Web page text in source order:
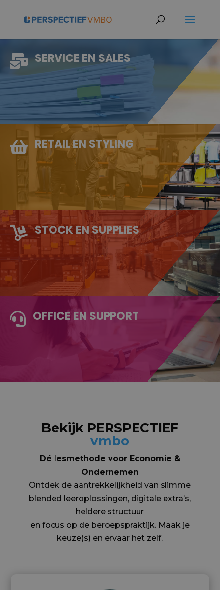
 SERVICE EN SALES
 RETAIL EN STYLING
 STOCK EN SUPPLIES
 OFFICE EN SUPPORT
Bekijk PERSPECTIEF
vmbo
Dé lesmethode voor Economie &
Ondernemen
Ontdek de aantrekkelijkheid van slimme
blended leeroplossingen, digitale extra’s,
heldere structuur
en focus op de beroepspraktijk. Maak je
keuze(s) en ervaar het zelf.